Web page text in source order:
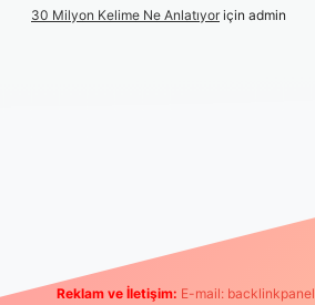
30 Milyon Kelime Ne Anlatıyoriçin admin
Reklam ve İletişim: E-mail: